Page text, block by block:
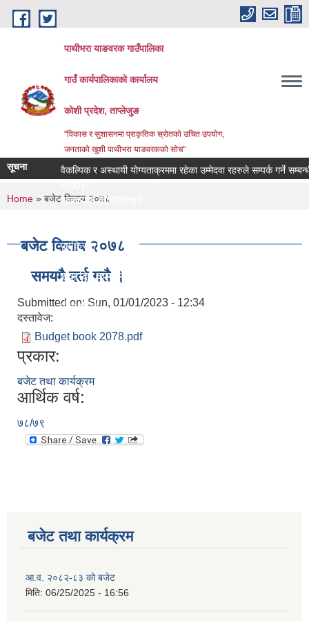
Skip to main content
पाथीभरा याङवरक गाउँपालिका
गाउँ कार्यपालिकाको कार्यालय
कोशी प्रदेश, ताप्लेजुङ
"विकास र सुशासनमा प्राकृतिक स्रोतको उचित उपयोग,
जनताको खुशी पाथीभरा याङवरकको सोच"
सूचना वैकल्पिक र अस्थायी योग्यताक्रममा रहेका उम्मेदवा रहरुले सम्पर्क गर्ने सम्बन्धी
आवश्यक कागजातहरु:
प्रक्रिया:
सेवा दिने कार्यालय:
सेवा शुल्क:
You are here
Home » बजेट किताब २०७८
बजेट किताब २०७८
समयमै दर्ता गरौ ।
Submitted on: Sun, 01/01/2023 - 12:34
दस्तावेज:
Budget book 2078.pdf
प्रकार:
बजेट तथा कार्यक्रम
आर्थिक वर्ष:
७८/७९
बजेट तथा कार्यक्रम
आ.व. २०८२-८३ को बजेट
मिति: 06/25/2025 - 16:56